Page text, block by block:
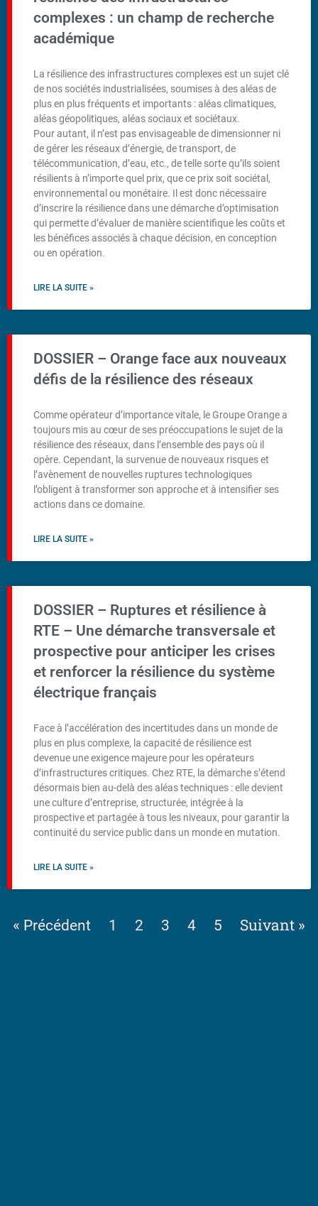
complexes : un champ de recherche
académique
La résilience des infrastructures complexes est un sujet clé
de nos sociétés industrialisées, soumises à des aléas de
plus en plus fréquents et importants : aléas climatiques,
aléas géopolitiques, aléas sociaux et sociétaux.
Pour autant, il n’est pas envisageable de dimensionner ni
de gérer les réseaux d’énergie, de transport, de
télécommunication, d’eau, etc., de telle sorte qu’ils soient
résilients à n’importe quel prix, que ce prix soit sociétal,
environnemental ou monétaire. Il est donc nécessaire
d’inscrire la résilience dans une démarche d’optimisation
qui permette d’évaluer de manière scientifique les coûts et
les bénéfices associés à chaque décision, en conception
ou en opération.
LIRE LA SUITE »
DOSSIER – Orange face aux nouveaux
défis de la résilience des réseaux
Comme opérateur d’importance vitale, le Groupe Orange a
toujours mis au cœur de ses préoccupations le sujet de la
résilience des réseaux, dans l’ensemble des pays où il
opère. Cependant, la survenue de nouveaux risques et
l’avènement de nouvelles ruptures technologiques
l’obligent à transformer son approche et à intensifier ses
actions dans ce domaine.
LIRE LA SUITE »
DOSSIER – Ruptures et résilience à
RTE – Une démarche transversale et
prospective pour anticiper les crises
et renforcer la résilience du système
électrique français
Face à l’accélération des incertitudes dans un monde de
plus en plus complexe, la capacité de résilience est
devenue une exigence majeure pour les opérateurs
d’infrastructures critiques. Chez RTE, la démarche s’étend
désormais bien au-delà des aléas techniques : elle devient
une culture d’entreprise, structurée, intégrée à la
prospective et partagée à tous les niveaux, pour garantir la
continuité du service public dans un monde en mutation.
LIRE LA SUITE »
« Précédent 1 2 3 4 5 Suivant »